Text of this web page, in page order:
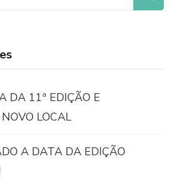
DA 11ª EDIÇÃO E
LOCAL
A DATA DA EDIÇÃO